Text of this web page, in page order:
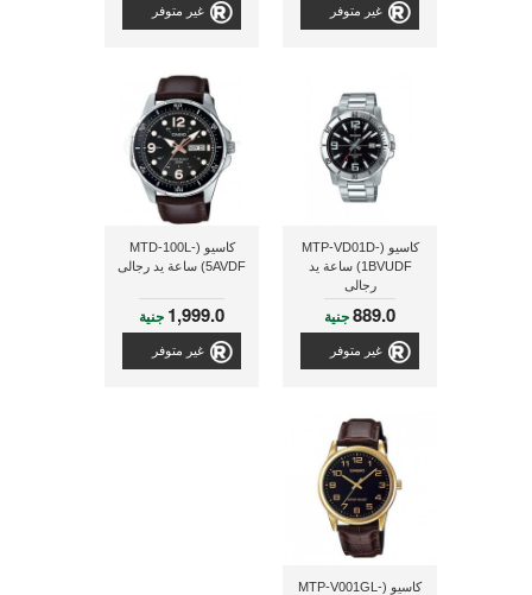
غير متوفر غير متوفر
كاسيو (MTP-VD01D-
1BVUDF) ساعة يد
رجالى
889.0جنية
غير متوفر
كاسيو (MTD-100L-
5AVDF) ساعة يد رجالى
1,999.0 جنية
غير متوفر
كاسيو (MTP-V001GL-